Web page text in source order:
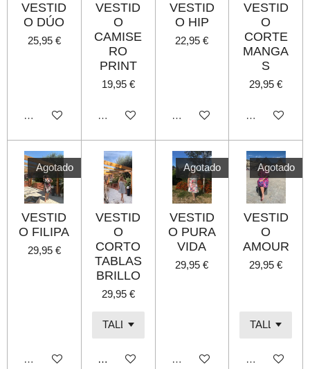
VESTID
O DÚO
25,95 €
Agotado
VESTID
O
CAMISE
RO
PRINT
19,95 €
Agotado
VESTID
O HIP
22,95 €
Agotado
VESTID
O
CORTE
MANGA
S
29,95 €
Agotado
Agotado
VESTID
O FILIPA
29,95 €
Agotado
VESTID
O
CORTO
TABLAS
BRILLO
29,95 €
Añadir al carrito
Agotado
VESTID
O PURA
VIDA
29,95 €
Agotado
Agotado
VESTID
O
AMOUR
29,95 €
Agotado